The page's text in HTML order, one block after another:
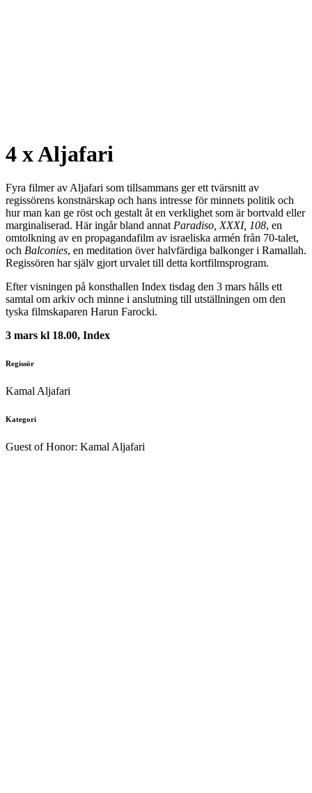
4 x Aljafari
Fyra filmer av Aljafari som tillsammans ger ett tvärsnitt av
regissörens konstnärskap och hans intresse för minnets politik och
hur man kan ge röst och gestalt åt en verklighet som är bortvald eller
marginaliserad. Här ingår bland annat Paradiso, XXXI, 108, en
omtolkning av en propagandafilm av israeliska armén från 70-talet,
och Balconies, en meditation över halvfärdiga balkonger i Ramallah.
Regissören har själv gjort urvalet till detta kortfilmsprogram.
Efter visningen på konsthallen Index tisdag den 3 mars hålls ett
samtal om arkiv och minne i anslutning till utställningen om den
tyska filmskaparen Harun Farocki.
3 mars kl 18.00, Index
Regissör
Kamal Aljafari
Kategori
Guest of Honor: Kamal Aljafari